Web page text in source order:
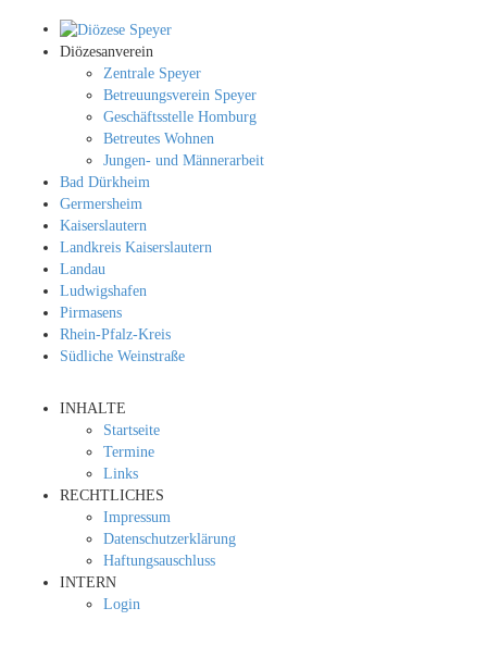
Diözesanverein
Zentrale Speyer
Betreuungsverein Speyer
Geschäftsstelle Homburg
Betreutes Wohnen
Jungen- und Männerarbeit
Bad Dürkheim
Germersheim
Kaiserslautern
Landkreis Kaiserslautern
Landau
Ludwigshafen
Pirmasens
Rhein-Pfalz-Kreis
Südliche Weinstraße
INHALTE
Startseite
Termine
Links
RECHTLICHES
Impressum
Datenschutzerklärung
Haftungsauschluss
INTERN
Login